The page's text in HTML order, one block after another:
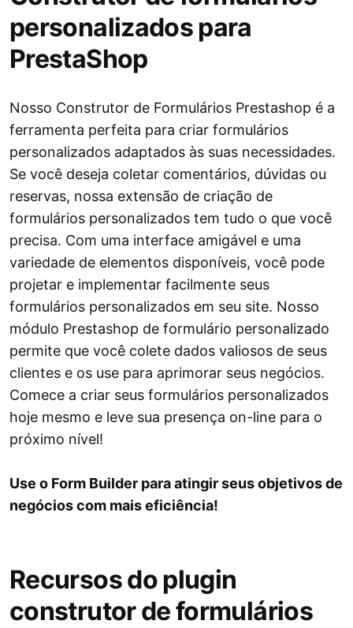
personalizados para
PrestaShop
Nosso Construtor de Formulários Prestashop é a
ferramenta perfeita para criar formulários
personalizados adaptados às suas necessidades.
Se você deseja coletar comentários, dúvidas ou
reservas, nossa extensão de criação de
formulários personalizados tem tudo o que você
precisa. Com uma interface amigável e uma
variedade de elementos disponíveis, você pode
projetar e implementar facilmente seus
formulários personalizados em seu site. Nosso
módulo Prestashop de formulário personalizado
permite que você colete dados valiosos de seus
clientes e os use para aprimorar seus negócios.
Comece a criar seus formulários personalizados
hoje mesmo e leve sua presença on-line para o
próximo nível!
Use o Form Builder para atingir seus objetivos de
negócios com mais eficiência!
Recursos do plugin
construtor de formulários